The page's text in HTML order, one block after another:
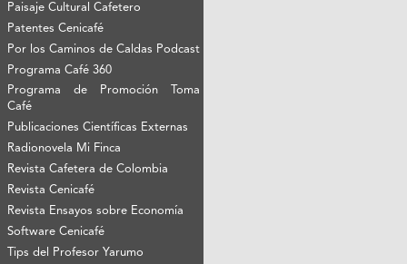
Paisaje Cultural Cafetero
Patentes Cenicafé
Por los Caminos de Caldas Podcast
Programa Café 360
Programa de Promoción Toma
Café
Publicaciones Científicas Externas
Radionovela Mi Finca
Revista Cafetera de Colombia
Revista Cenicafé
Revista Ensayos sobre Economía
Software Cenicafé
Tips del Profesor Yarumo